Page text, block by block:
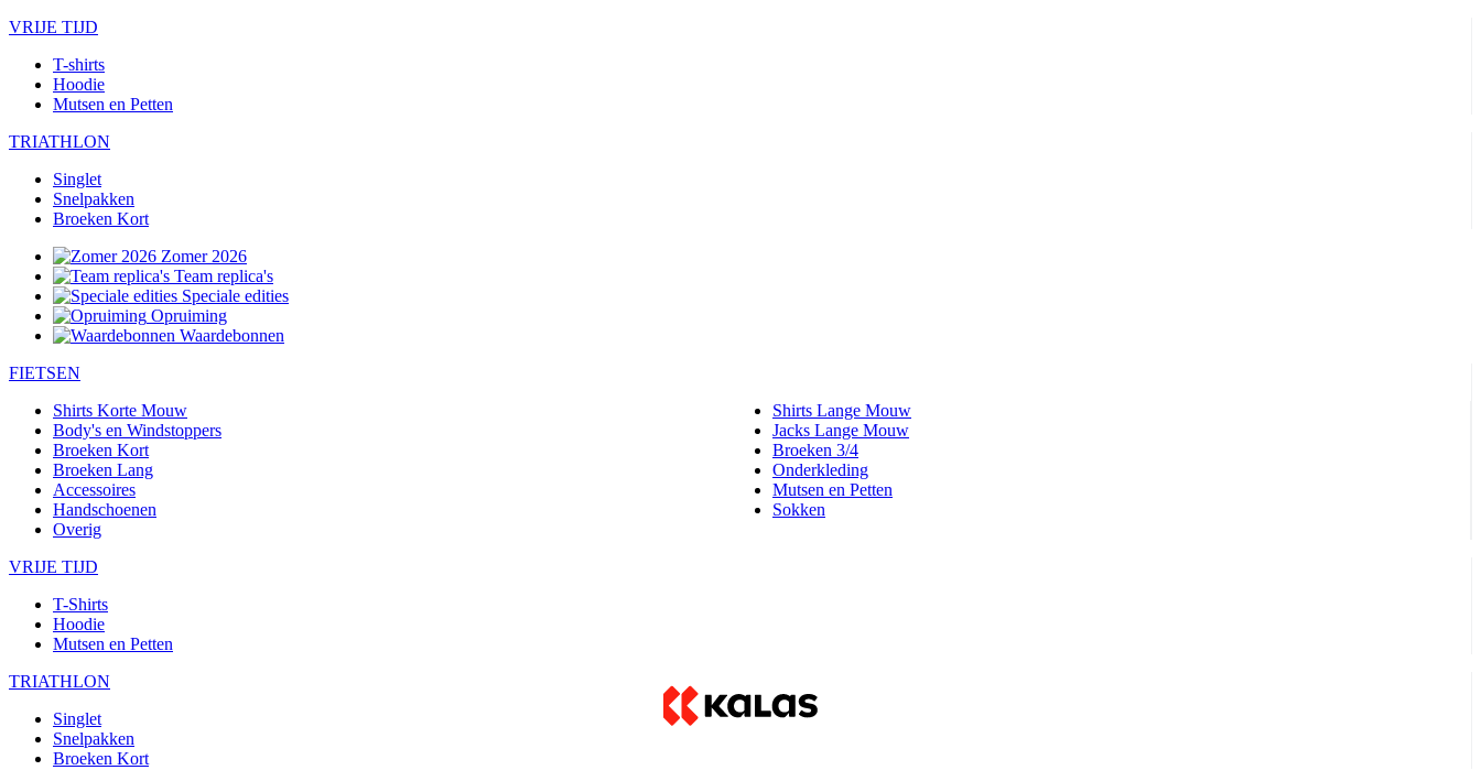
VRIJE TIJD
T-shirts
Hoodie
Mutsen en Petten
TRIATHLON
Singlet
Snelpakken
Broeken Kort
Zomer 2026
Team replica's
Speciale edities
Opruiming
Waardebonnen
FIETSEN
Shirts Korte Mouw
Shirts Lange Mouw
Body's en Windstoppers
Jacks Lange Mouw
Broeken Kort
Broeken 3/4
Broeken Lang
Onderkleding
Accessoires
Mutsen en Petten
Handschoenen
Sokken
Overig
VRIJE TIJD
T-Shirts
Hoodie
Mutsen en Petten
TRIATHLON
Singlet
Snelpakken
Broeken Kort